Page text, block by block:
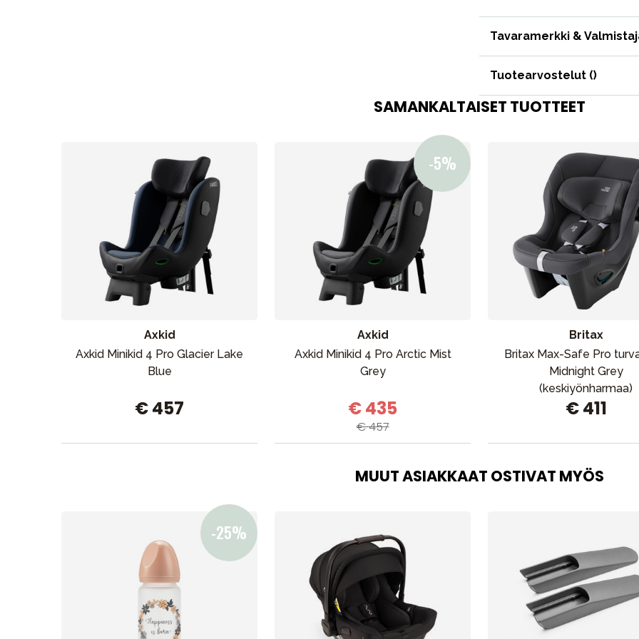
Tavaramerkki &
Tuotearvostelut ()
SAMANKALTAISET TUOTTEET
Axkid
Axkid Minikid 4 Pro Glacier Lake
Blue
€ 457
Axkid
Axkid Minikid 4 Pro Arctic Mist
Grey
€ 435
€ 457
Britax
Britax Max-Safe Pro
Midnight Grey
(keskiyönharmaa)
€ 411
MUUT ASIAKKAAT OSTIVAT MYÖS